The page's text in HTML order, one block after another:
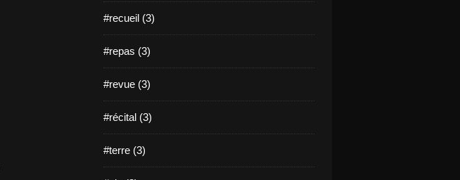
#recueil (3)
#repas (3)
#revue (3)
#récital (3)
#terre (3)